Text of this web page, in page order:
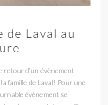
de Laval au
retour d’un évènement
famille de Laval! Pour une
évènement se